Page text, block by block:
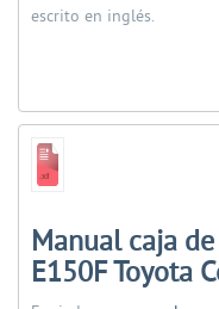
escrito en inglés.
Manual caja
E150F Toyota